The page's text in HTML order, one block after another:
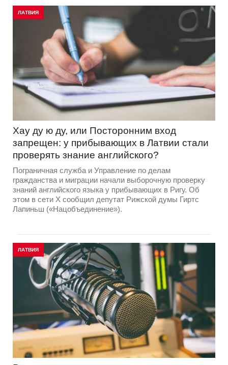
ЛАТВИЯ
Хау ду ю ду, или Посторонним вход
запрещен: у прибывающих в Латвии стали
проверять знание английского?
Пограничная служба и Управление по делам
гражданства и миграции начали выборочную проверку
знаний английского языка у прибывающих в Ригу. Об
этом в сети Х сообщил депутат Рижской думы Гиртс
Лапиньш («Нацобъединение»).
ЛАТВИЯ